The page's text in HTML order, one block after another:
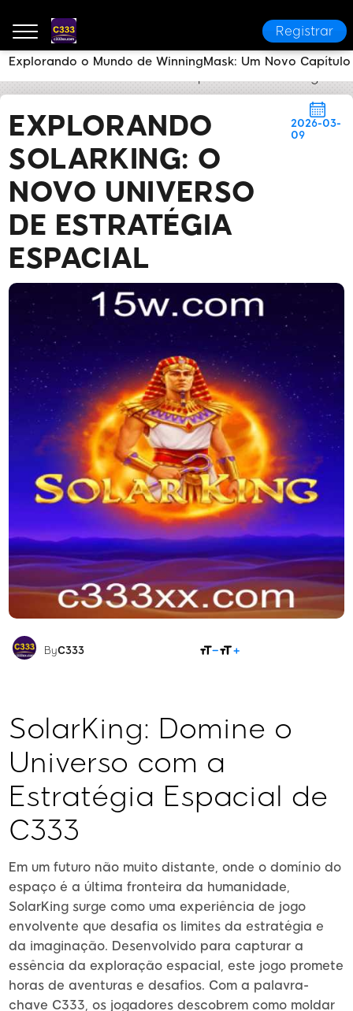
Registrar
EXPLORANDO
SOLARKING: O
NOVO UNIVERSO
DE ESTRATÉGIA
ESPACIAL
2026-03-
09
ByC333
SolarKing: Domine o
Universo com a
Estratégia Espacial de
C333
Em um futuro não muito distante, onde o domínio do
espaço é a última fronteira da humanidade,
SolarKing surge como uma experiência de jogo
envolvente que desafia os limites da estratégia e
da imaginação. Desenvolvido para capturar a
essência da exploração espacial, este jogo promete
horas de aventuras e desafios. Com a palavra-
chave C333, os jogadores descobrem como moldar
Explorando o Mundo de WinningMask: Um Novo